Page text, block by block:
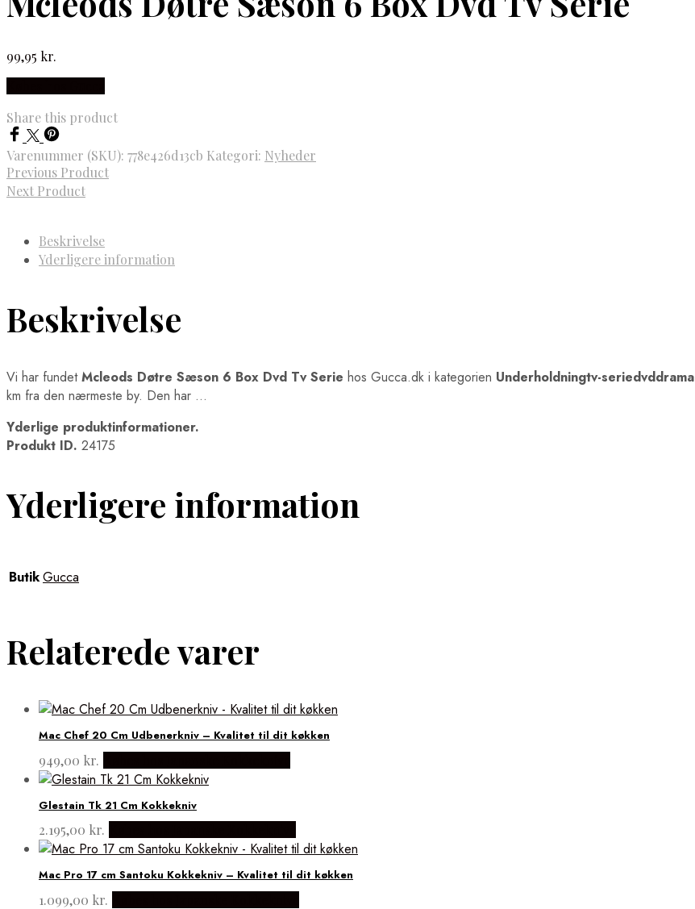
99,95 kr.
Share this product
Varenummer (SKU): 778e426d13cb Kategori: Nyheder
Previous Product
Next Product
Beskrivelse
Yderligere information
Beskrivelse
Vi har fundetMcleods Døtre Sæson 6 Box Dvd Tv Serie hos Gucca.dk i kategorien Underholdningtv-seriedvddrama
km fra den nærmeste by. Den har …
Yderlige produktinformationer.
Produkt ID. 24175
Yderligere information
ButikGucca
Relaterede varer
Mac Chef 20 Cm Udbenerkniv – Kvalitet til dit køkken
949,00 kr.
Glestain Tk 21 Cm Kokkekniv
2.195,00 kr.
Mac Pro 17 cm Santoku Kokkekniv – Kvalitet til dit køkken
1.099,00 kr.